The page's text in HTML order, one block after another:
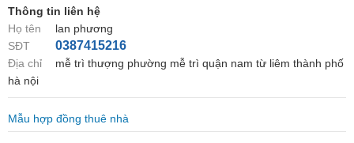
Thông tin liên hệ
Họ tên
lan phương
SĐT
0387415216
Địa chỉ
mễ trì thượng phường mễ trì quận nam từ liêm thành phố
hà nội
Mẫu hợp đồng thuê nhà